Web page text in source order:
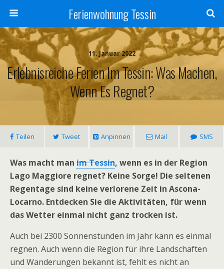
Ferienwohnung Tessin
11. Januar 2022
Erlebnisreiche Ferien Im Tessin: Was Machen,
Wenn Es Regnet?
Teilen Tweet Anpinnen Mail SMS
Was macht man im Tessin, wenn es in der Region
Lago Maggiore regnet? Keine Sorge! Die seltenen
Regentage sind keine verlorene Zeit in Ascona-
Locarno. Entdecken Sie die Aktivitäten, für wenn
das Wetter einmal nicht ganz trocken ist.
Auch bei 2300 Sonnenstunden im Jahr kann es einmal
regnen. Auch wenn die Region für ihre Landschaften
und Wanderungen bekannt ist, fehlt es nicht an